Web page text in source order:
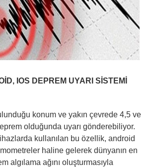
IOS DEPREM UYARI SİSTEMİ
konum ve yakın çevrede 4,5 ve
olduğunda uyarı gönderebiliyor.
kullanılan bu özellik, android
haline gelerek dünyanın en
algılama ağını oluşturmasıyla